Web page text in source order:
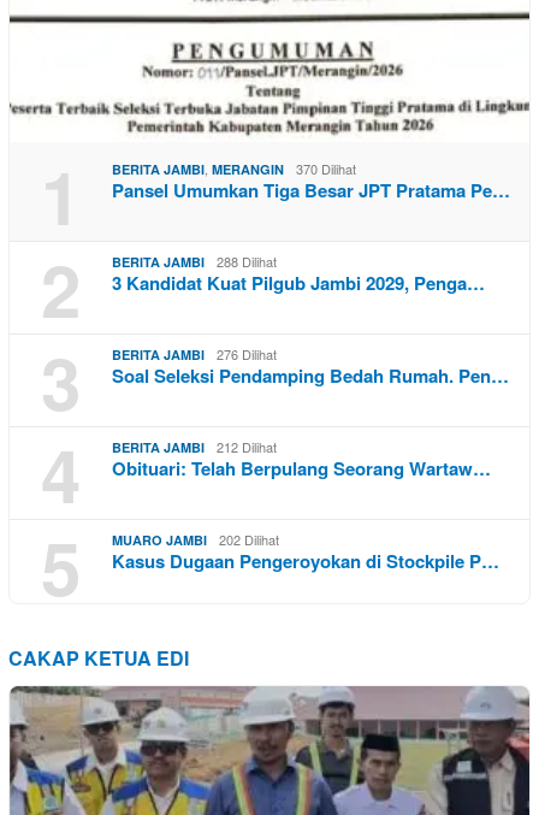
1 BERITA JAMBI MERANGIN 370 Dilihat
Pansel Umumkan Tiga Besar JPT Pratama Pe…
2 BERITA JAMBI 288 Dilihat
3 Kandidat Kuat Pilgub Jambi 2029, Penga…
3 BERITA JAMBI 276 Dilihat
Soal Seleksi Pendamping Bedah Rumah. Pen…
4 BERITA JAMBI 212 Dilihat
Obituari: Telah Berpulang Seorang Wartaw…
5 MUARO JAMBI 202 Dilihat
Kasus Dugaan Pengeroyokan di Stockpile P…
CAKAP KETUA EDI